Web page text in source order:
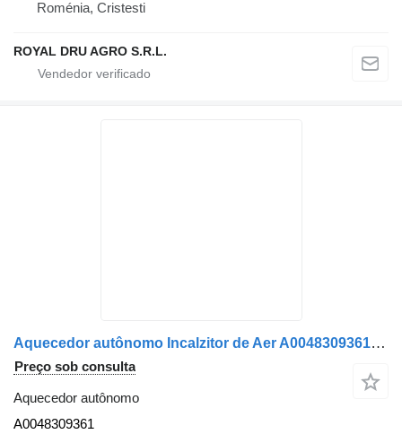
Roménia, Cristesti
ROYAL DRU AGRO S.R.L.
Aquecedor autônomo Incalzitor de Aer A0048309361 (0048309361) para camião Mercedes-Benz Vehicule Mercedes
Preço sob consulta
Aquecedor autônomo
A0048309361